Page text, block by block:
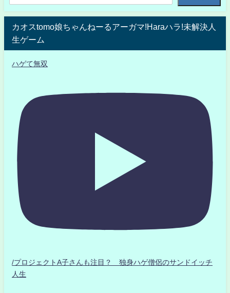
カオスtomo娘ちゃんねーるアーガマ!Haraハラ!未解決人
生ゲーム
ハゲて無双
/プロジェクトA子さんも注目？ 独身ハゲ僧侶のサンドイッチ
人生